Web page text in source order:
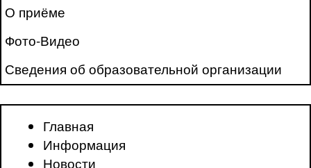
О приёме
Фото-Видео
Сведения об образовательной организации
Главная
Информация
Новости